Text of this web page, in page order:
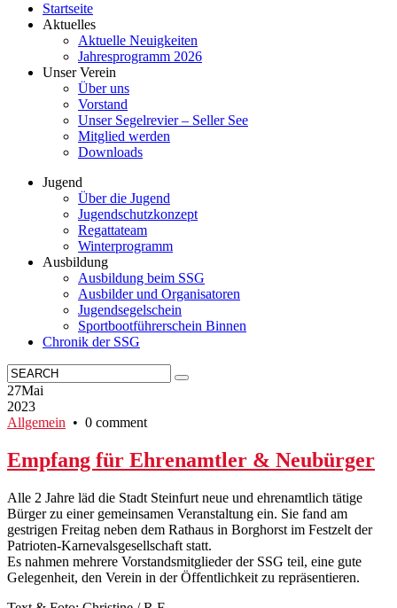
Startseite
Aktuelles
Aktuelle Neuigkeiten
Jahresprogramm 2026
Unser Verein
Über uns
Vorstand
Unser Segelrevier – Seller See
Mitglied werden
Downloads
Jugend
Über die Jugend
Jugendschutzkonzept
Regattateam
Winterprogramm
Ausbildung
Ausbildung beim SSG
Ausbilder und Organisatoren
Jugendsegelschein
Sportbootführerschein Binnen
Chronik der SSG
27Mai
2023
Allgemein • 0 comment
Empfang für Ehrenamtler & Neubürger
Alle 2 Jahre läd die Stadt Steinfurt neue und ehrenamtlich tätige
Bürger zu einer gemeinsamen Veranstaltung ein. Sie fand am
gestrigen Freitag neben dem Rathaus in Borghorst im Festzelt der
Patrioten-Karnevalsgesellschaft statt.
Es nahmen mehrere Vorstandsmitglieder der SSG teil, eine gute
Gelegenheit, den Verein in der Öffentlichkeit zu repräsentieren.